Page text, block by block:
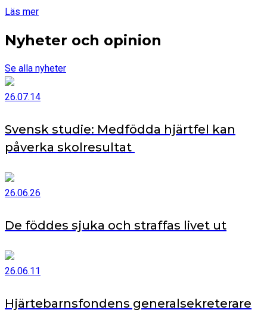
Läs mer
Nyheter och opinion
Se alla nyheter
26.07.14
Svensk studie: Medfödda hjärtfel kan
påverka skolresultat
26.06.26
De föddes sjuka och straffas livet ut
26.06.11
Hjärtebarnsfondens generalsekreterare